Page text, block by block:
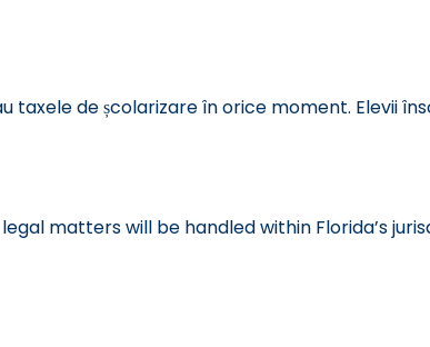
de școlarizare în orice moment. Elevii
matters will be handled within Florida’s